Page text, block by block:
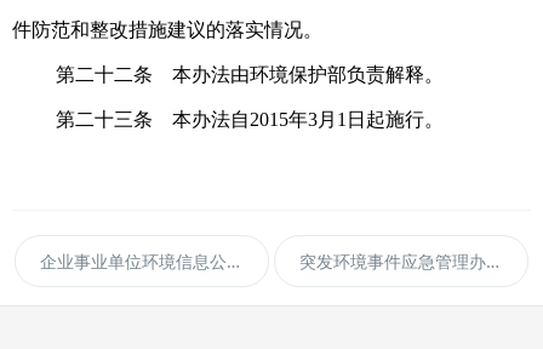
件防范和整改措施建议的落实情况。
第二十二条 本办法由环境保护部负责解释。
第二十三条 本办法自2015年3月1日起施行。
企业事业单位环境信息公开办法 突发环境事件应急管理办法（环境保护部令第34号） ​